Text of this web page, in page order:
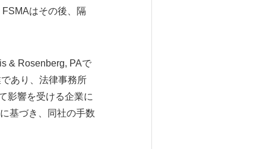
はその後、隔
& Rosenberg, PAで
あり、法律事務所
影響を受ける企業に
基づき、同社の手数